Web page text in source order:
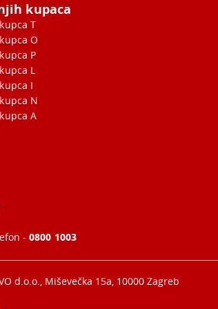
kupaca
T
O
P
L
I
N
A
- 0800 1003
d.o.o., Miševečka 15a, 10000 Zagreb